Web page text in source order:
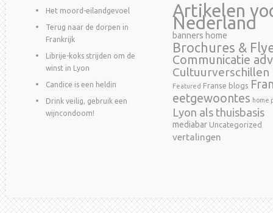
Het moord-eilandgevoel
Terug naar de dorpen in
Frankrijk
Librije-koks strijden om de
winst in Lyon
Candice is een heldin
Drink veilig, gebruik een
wijncondoom!
Artikelen
Nederland
banners home
Brochures &
Communicatie
Cultuurverschillen
Featured Franse blogs
eetgewoontes home
Lyon als thuisbasis
mediabar Uncategorized
vertalingen